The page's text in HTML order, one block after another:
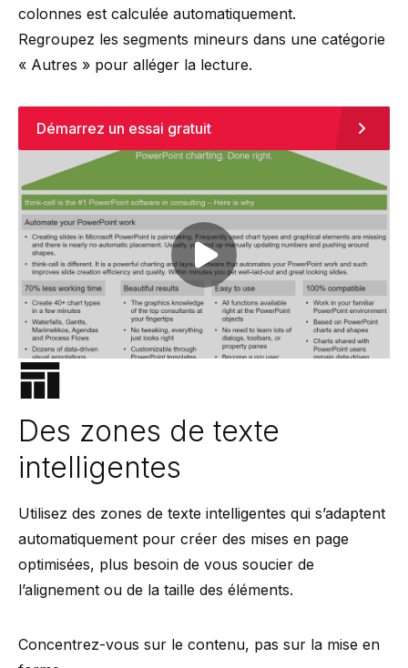
colonnes est calculée automatiquement.
Regroupez les segments mineurs dans une catégorie
« Autres » pour alléger la lecture.
Démarrez un essai gratuit
Des zones de texte
intelligentes
Utilisez des zones de texte intelligentes qui s’adaptent
automatiquement pour créer des mises en page
optimisées, plus besoin de vous soucier de
l’alignement ou de la taille des éléments.
Concentrez-vous sur le contenu, pas sur la mise en
Play video